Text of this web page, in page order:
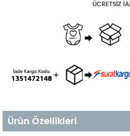
Ürün Özellikleri